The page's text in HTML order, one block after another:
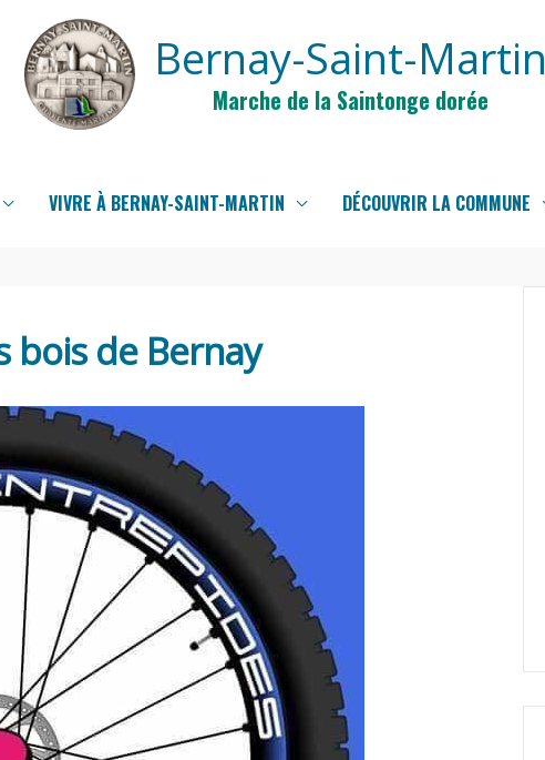
Bernay-Saint-Martin
Marche de la Saintonge dorée
VIVRE À BERNAY-SAINT-MARTIN DÉCOUVRIR LA COMMUNE
bois de Bernay